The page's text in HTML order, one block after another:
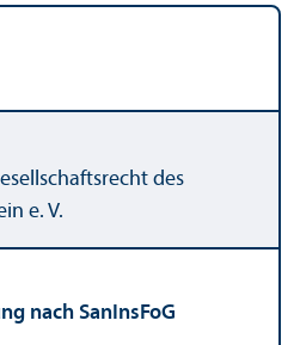
des
e. V.
nach SanInsFoG